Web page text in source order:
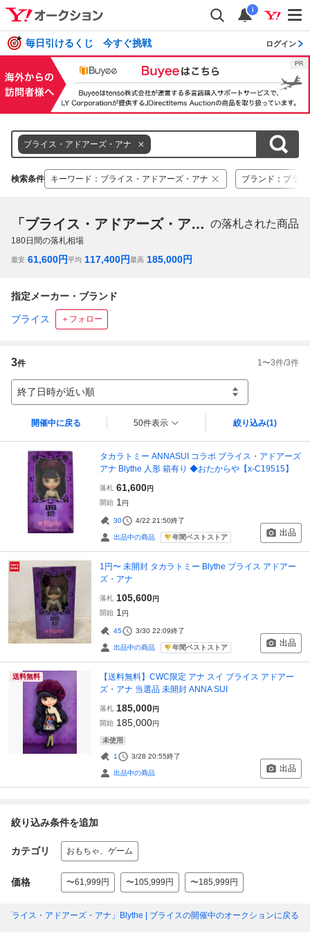
i
毎日引けるくじ 今すぐ挑戦 ログイン
ブライス・アドアーズ・アナ
検索条件 キーワード ： ブライス・アドアーズ・アナ ブランド ： ブライ
「ブライス・アドアーズ・アナ」 の落札された商品
180日間の落札相場
最安 61,600円平均 117,400円最高 185,000円
指定メーカー・ブランド
ブライス ＋フォロー
3件 1 〜3件/3件
終了日時が近い順
開催中に戻る 50件表示 絞り込み(1)
タカラトミー ANNASUI コラボ ブライス・アドアーズ
アナ Blythe 人形 箱有り ◆おたからや【x-C19515】
落札 61,600円
開始 1 円
30 4/22 21:50終了
出品中の商品 年間ベストストア 出品
1円〜 未開封 タカラトミー Blythe ブライス アドアー
ズ・アナ
落札 105,600円
開始 1 円
45 3/30 22:09終了
出品中の商品 年間ベストストア 出品
送料無料
【送料無料】CWC限定 アナ スイ ブライス アドアー
ズ・アナ 当選品 未開封 ANNA SUI
落札 185,000円
開始 185,000円
未使用
1 3/28 20:55終了
出品中の商品 出品
絞り込み条件を追加
カテゴリ おもちゃ、ゲーム
価格 〜61,999円 〜105,999円 〜185,999円
ブライス・アドアーズ・アナ」Blythe | ブライスの開催中のオークションに戻る